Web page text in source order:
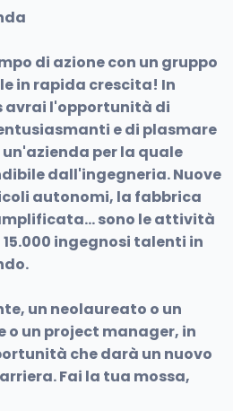
di azione con un gruppo
in rapida crescita! In
avrai l'opportunità di
e di plasmare
per la quale
dall'ingegneria. Nuove
autonomi, la fabbrica
sono le attività
ingegnosi talenti in
un neolaureato o un
o un project manager, in
che darà un nuovo
Fai la tua mossa,